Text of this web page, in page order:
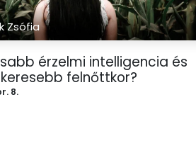
Zsófia
érzelmi intelligencia és
felnőttkor?
8.